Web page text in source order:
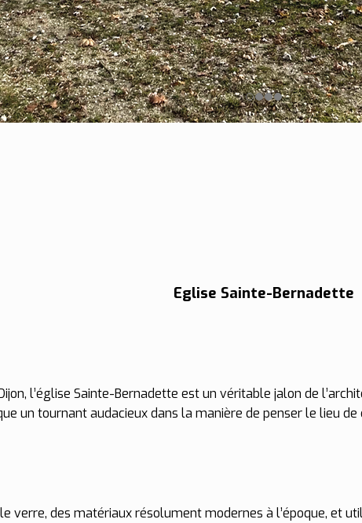
Eglise Sainte-Bernadette
l’église Sainte-Bernadette est un véritable jalon de
un tournant audacieux dans la manière de penser le lieu de
verre, des matériaux résolument modernes à l’époque, et